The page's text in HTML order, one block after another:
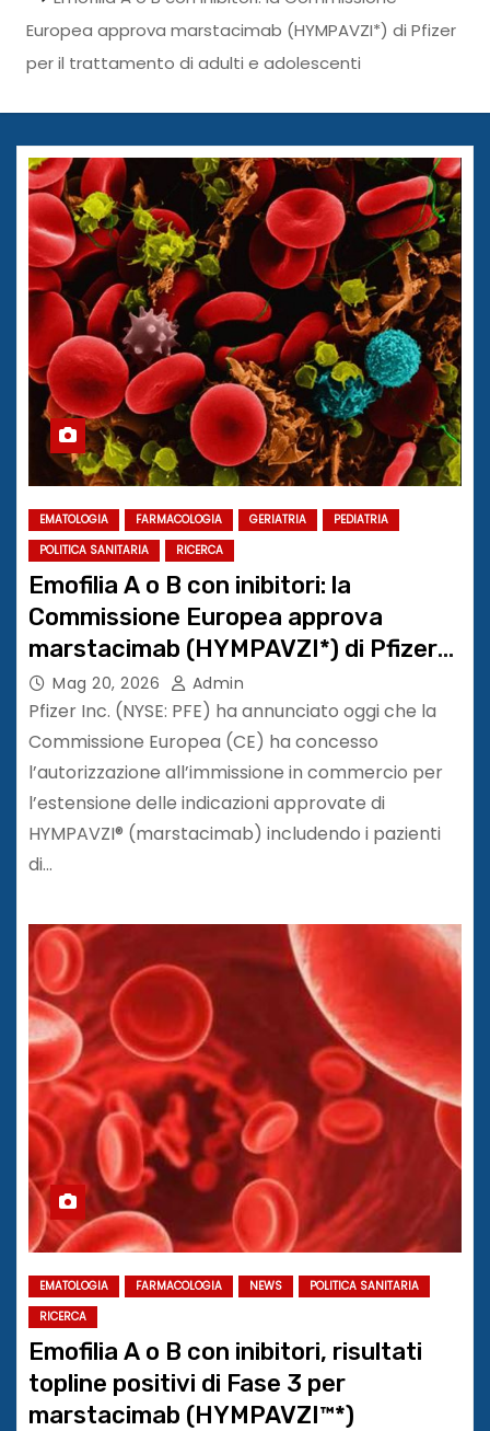
Europea approva marstacimab (HYMPAVZI*) di Pfizer
per il trattamento di adulti e adolescenti
EMATOLOGIA FARMACOLOGIA GERIATRIA
PEDIATRIA
POLITICA SANITARIA
RICERCA
Emofilia A o B con inibitori: la
Commissione Europea approva
marstacimab (HYMPAVZI*) di Pfizer
per il trattamento di adulti e
adolescenti
Mag 20, 2026 Admin
Pfizer Inc. (NYSE: PFE) ha annunciato oggi che la
Commissione Europea (CE) ha concesso
l’autorizzazione all’immissione in commercio per
l’estensione delle indicazioni approvate di
HYMPAVZI® (marstacimab) includendo i pazienti
di…
EMATOLOGIA FARMACOLOGIA NEWS
POLITICA SANITARIA
RICERCA
Emofilia A o B con inibitori, risultati
topline positivi di Fase 3 per
marstacimab (HYMPAVZI™*)